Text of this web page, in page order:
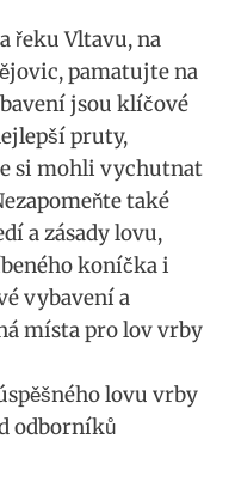
řeku Vltavu, na
pamatujte na
jsou klíčové
pruty,
si‌ mohli ⁤vychutnat
také
a ⁣zásady⁣ lovu,
koníčka ‌i
vybavení a⁢
místa⁣ pro lov ⁣vrby